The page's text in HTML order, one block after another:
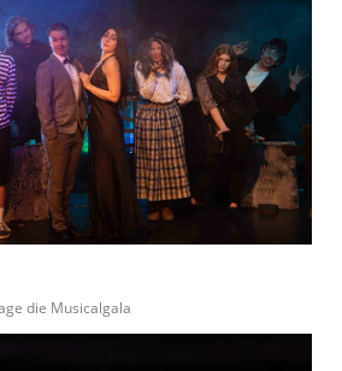
die Musicalgala